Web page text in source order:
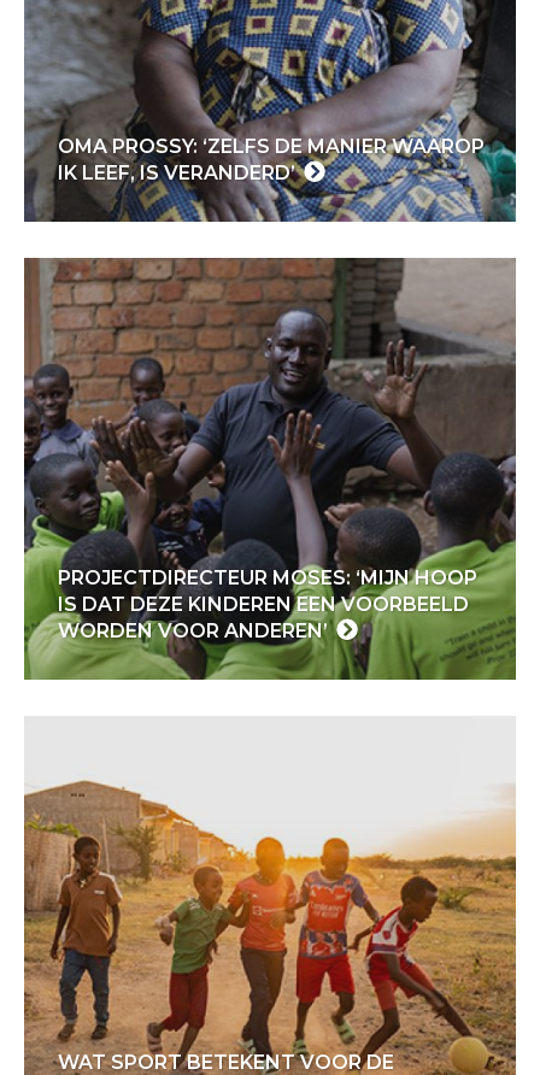
OMA PROSSY: ‘ZELFS DE MANIER WAAROP
IK LEEF, IS VERANDERD’
PROJECTDIRECTEUR MOSES: ‘MIJN HOOP
IS DAT DEZE KINDEREN EEN VOORBEELD
WORDEN VOOR ANDEREN’
WAT SPORT BETEKENT VOOR DE